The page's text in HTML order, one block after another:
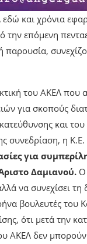
και χρόνια
την επόμενη
του ΑΚΕΛ που
για σκοπούς
και
συνεδρίαση, η
για
Δαμιανού. Ο
να συνεχίσει
βουλευτές
ότι μετά την
ΑΚΕΛ δεν